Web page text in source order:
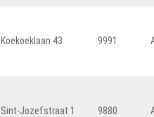
Koekoeklaan 43 9991
Sint-Jozefstraat 1 9880